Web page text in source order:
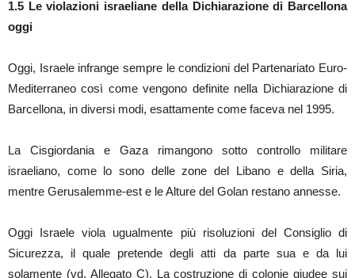
1.5 Le violazioni israeliane della Dichiarazione di Barcellona
oggi
Oggi, Israele infrange sempre le condizioni del Partenariato Euro-
Mediterraneo così come vengono definite nella Dichiarazione di
Barcellona, in diversi modi, esattamente come faceva nel 1995.
La Cisgiordania e Gaza rimangono sotto controllo militare
israeliano, come lo sono delle zone del Libano e della Siria,
mentre Gerusalemme-est e le Alture del Golan restano annesse.
Oggi Israele viola ugualmente più risoluzioni del Consiglio di
Sicurezza, il quale pretende degli atti da parte sua e da lui
solamente (vd. Allegato C). La costruzione di colonie giudee sui